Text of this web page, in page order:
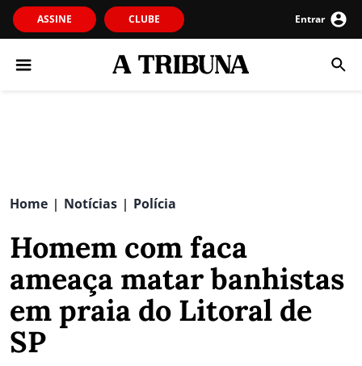
ASSINE CLUBE Entrar
Home | Notícias | Polícia
Homem com faca
ameaça matar banhistas
em praia do Litoral de
SP